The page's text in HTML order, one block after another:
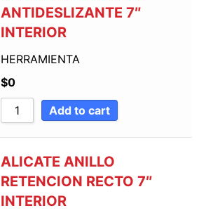
ANTIDESLIZANTE 7″
INTERIOR
HERRAMIENTA
$0
Add to cart
ALICATE ANILLO
RETENCION RECTO 7″
INTERIOR